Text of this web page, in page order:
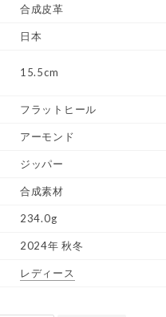
合成皮革
日本
15.5cm
フラットヒール
アーモンド
ジッパー
合成素材
234.0g
2024年 秋冬
レディース